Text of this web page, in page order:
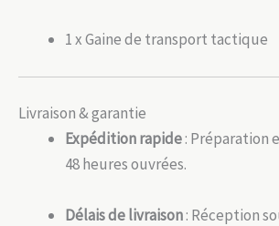
1 x Gaine de transport tactique
Livraison & garantie
Expédition rapide: Préparation
48 heures ouvrées.
Délais de livraison: Réception